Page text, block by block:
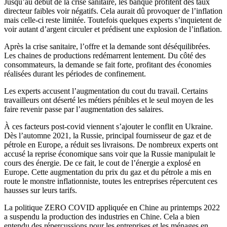
Jusqu’au début de la crise sanitaire, les banque profitent des taux
directeur faibles voir négatifs. Cela aurait dû provoquer de l’inflation
mais celle-ci reste limitée. Toutefois quelques experts s’inquietent de
voir autant d’argent circuler et prédisent une explosion de l’inflation.
Après la crise sanitaire, l’offre et la demande sont déséquilibrées.
Les chaines de productions redémarrent lentement. Du côté des
consommateurs, la demande se fait forte, profitant des économies
réalisées durant les périodes de confinement.
Les experts accusent l’augmentation du cout du travail. Certains
travailleurs ont déserté les métiers pénibles et le seul moyen de les
faire revenir passe par l’augmentation des salaires.
À ces facteurs post-covid viennent s’ajouter le conflit en Ukraine.
Dès l’automne 2021, la Russie, principal fournisseur de gaz et de
pétrole en Europe, a réduit ses livraisons. De nombreux experts ont
accusé la reprise économique sans voir que la Russie manipulait le
cours des énergie. De ce fait, le cout de l’énergie a explosé en
Europe. Cette augmentation du prix du gaz et du pétrole a mis en
route le monstre inflationniste, toutes les entreprises répercutent ces
hausses sur leurs tarifs.
La politique ZERO COVID appliquée en Chine au printemps 2022
a suspendu la production des industries en Chine. Cela a bien